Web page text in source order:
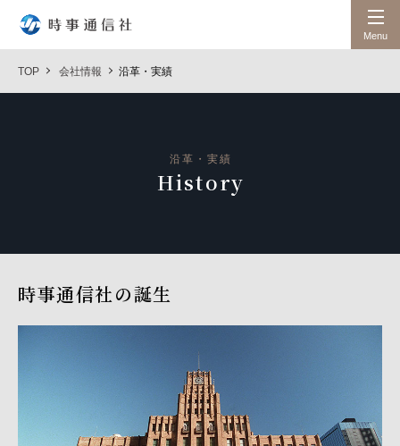
Menu
TOP 会社情報 沿革・実績
沿革・実績
History
時事通信社の誕生